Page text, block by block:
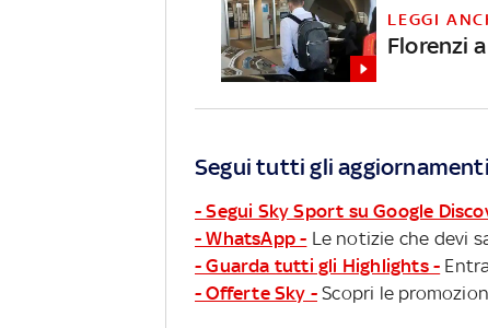
LEGGI
Florenzi
Segui tutti gli
- Segui Sky Sport su Google
- WhatsApp - Le notizie che devi
- Guarda tutti gli Highlights -
- Offerte Sky - Scopri le